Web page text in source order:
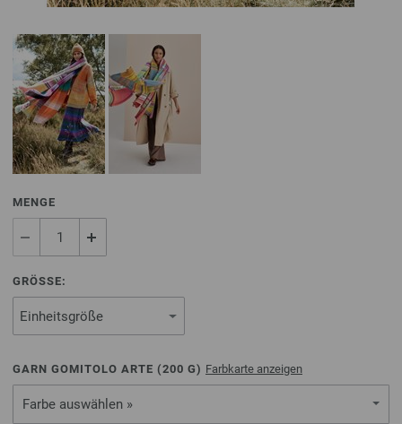
MENGE
GRÖSSE:
GARN GOMITOLO ARTE (200 G) Farbkarte anzeigen
Farbe auswählen »